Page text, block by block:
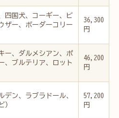
四国犬、​コーギー、ビ
ザー、ボーダーコリー
36,300
円
ー、ダルメシアン、ポ
、ブルテリア、ロット
46,200
円
デン、ラブラドール、
）
57,200
円